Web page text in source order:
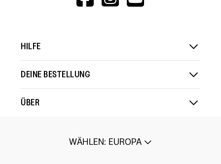
HILFE
DEINE BESTELLUNG
ÜBER
WÄHLEN: EUROPA